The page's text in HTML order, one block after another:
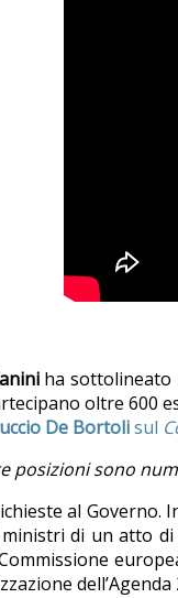
ha sottolineato
oltre 600
De Bortolisul
sono
al
di un atto
dell’Agenda